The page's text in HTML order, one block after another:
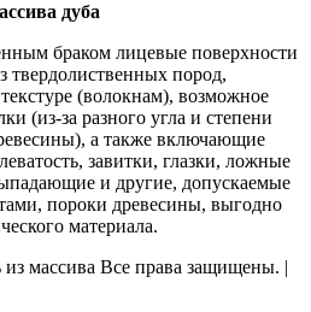
дуба
браком лицевые поверхности
твердолиственных пород,
(волокнам), возможное
(из-за разного угла и степени
а также включающие
завитки, глазки, ложные
и другие, допускаемые
пороки древесины, выгодно
материала.
массива Все права защищены. |